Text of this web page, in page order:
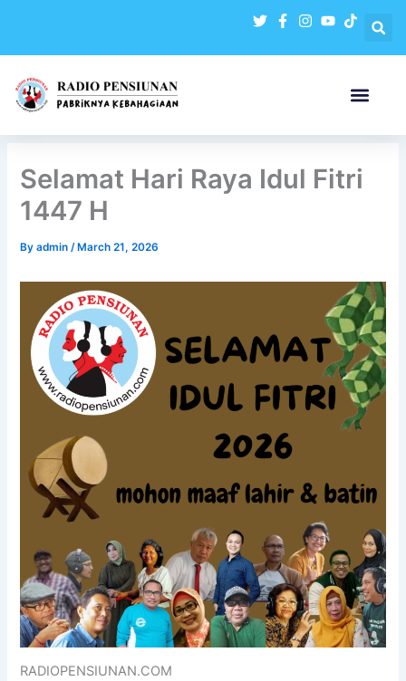
content
Selamat Hari Raya Idul Fitri
1447 H
Byadmin/ March 21, 2026
RADIOPENSIUNAN.COM